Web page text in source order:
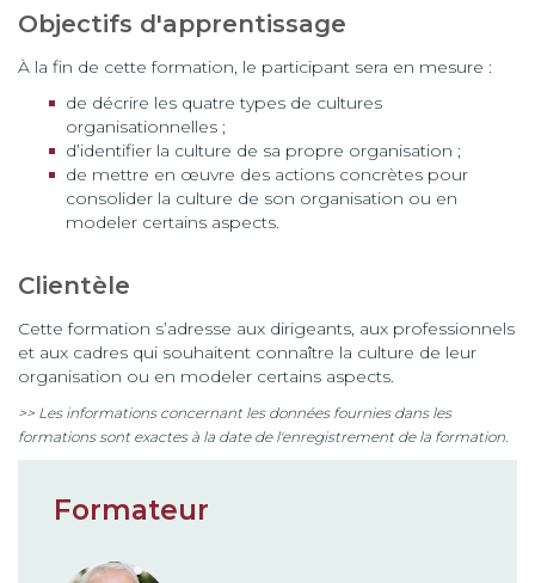
Objectifs d'apprentissage
À la fin de cette formation, le participant sera en mesure :
de décrire les quatre types de cultures
organisationnelles ;
d’identifier la culture de sa propre organisation ;
de mettre en œuvre des actions concrètes pour
consolider la culture de son organisation ou en
modeler certains aspects.
Clientèle
Cette formation s’adresse aux dirigeants, aux professionnels
et aux cadres qui souhaitent connaître la culture de leur
organisation ou en modeler certains aspects.
>> Les informations concernant les données fournies dans les
formations sont exactes à la date de l'enregistrement de la formation.
Formateur